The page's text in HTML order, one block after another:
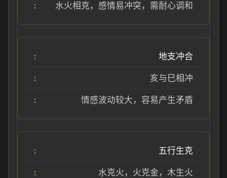
水火相克，感情易冲突，需耐心调和
地支冲合
亥与巳相冲
情感波动较大，容易产生矛盾
五行生克
水克火，火克金，木生火